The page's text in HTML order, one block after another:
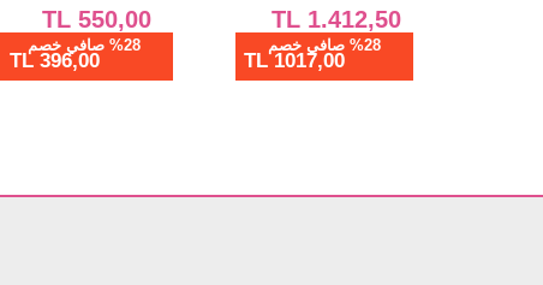
1.412,50
TL
%28 صافي خصم
1017,00 TL
1.137,50
%28 صافي خصم
819,00 TL